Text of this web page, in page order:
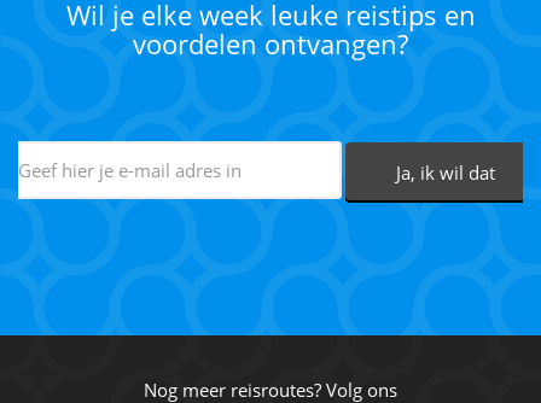
Wil je elke week leuke reistips en
voordelen ontvangen?
Nog meer reisroutes? Volg ons